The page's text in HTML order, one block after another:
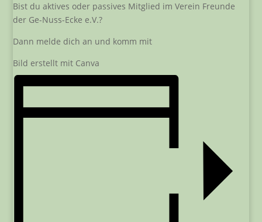
Bist du aktives oder passives Mitglied im Verein Freunde
der Ge-Nuss-Ecke e.V.?
Dann melde dich an und komm mit
Bild erstellt mit Canva